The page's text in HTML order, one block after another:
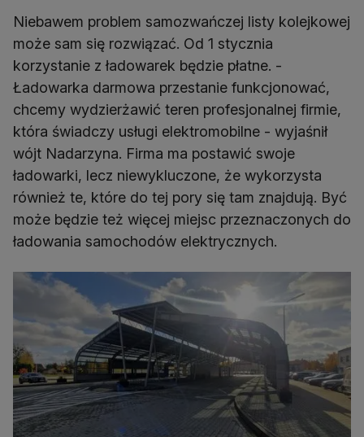
Niebawem problem samozwańczej listy kolejkowej
może sam się rozwiązać. Od 1 stycznia
korzystanie z ładowarek będzie płatne. -
Ładowarka darmowa przestanie funkcjonować,
chcemy wydzierżawić teren profesjonalnej firmie,
która świadczy usługi elektromobilne - wyjaśnił
wójt Nadarzyna. Firma ma postawić swoje
ładowarki, lecz niewykluczone, że wykorzysta
również te, które do tej pory się tam znajdują. Być
może będzie też więcej miejsc przeznaczonych do
ładowania samochodów elektrycznych.